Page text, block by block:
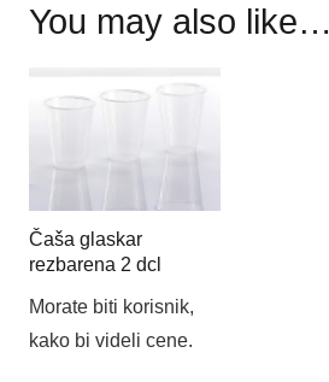
You may also like…
Čaša glaskar
rezbarena 2 dcl
Morate biti korisnik,
kako bi videli cene.